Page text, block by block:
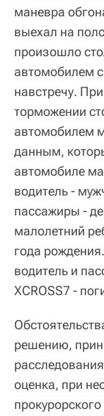
маневра
выехал на
произошло
автомобилем
навстречу.
торможении
автомобилем
данным,
автомобиле
водитель -
пассажиры -
малолетний
года
водитель и
XCROSS7 -
решению,
оценка, при